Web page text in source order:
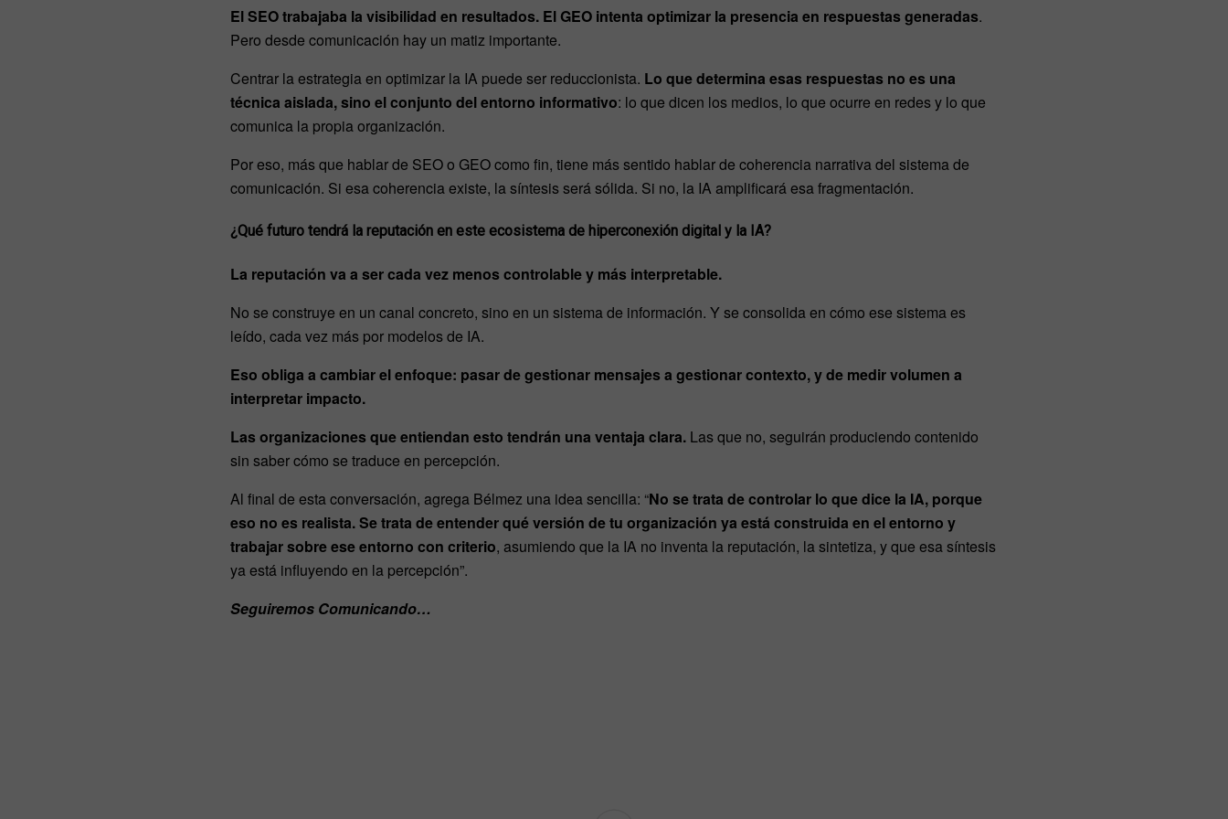
El SEO trabajaba la visibilidad en resultados. El GEO intenta optimizar la presencia en respuestas generadas.
Pero desde comunicación hay un matiz importante.
Centrar la estrategia en optimizar la IA puede ser reduccionista. Lo que determina esas respuestas no es una
técnica aislada, sino el conjunto del entorno informativo: lo que dicen los medios, lo que ocurre en redes y lo que
comunica la propia organización.
Por eso, más que hablar de SEO o GEO como fin, tiene más sentido hablar de coherencia narrativa del sistema de
comunicación. Si esa coherencia existe, la síntesis será sólida. Si no, la IA amplificará esa fragmentación.
¿Qué futuro tendrá la reputación en este ecosistema de hiperconexión digital y la IA?
La reputación va a ser cada vez menos controlable y más interpretable.
No se construye en un canal concreto, sino en un sistema de información. Y se consolida en cómo ese sistema es
leído, cada vez más por modelos de IA.
Eso obliga a cambiar el enfoque: pasar de gestionar mensajes a gestionar contexto, y de medir volumen a
interpretar impacto.
Las organizaciones que entiendan esto tendrán una ventaja clara. Las que no, seguirán produciendo contenido
sin saber cómo se traduce en percepción.
Al final de esta conversación, agrega Bélmez una idea sencilla: “No se trata de controlar lo que dice la IA, porque
eso no es realista. Se trata de entender qué versión de tu organización ya está construida en el entorno y
trabajar sobre ese entorno con criterio, asumiendo que la IA no inventa la reputación, la sintetiza, y que esa síntesis
ya está influyendo en la percepción”.
Seguiremos Comunicando…